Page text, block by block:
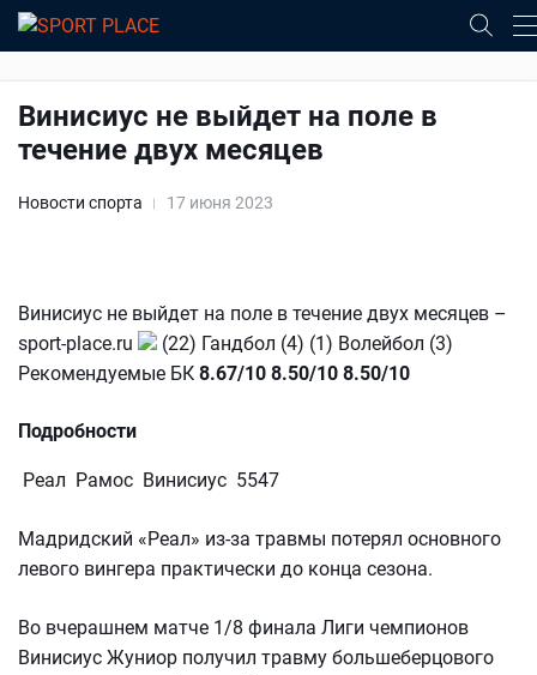
Винисиус не выйдет на поле в
течение двух месяцев
Новости спорта 17 июня 2023
Винисиус не выйдет на поле в течение двух месяцев –
sport-place.ru
(22) Гандбол (4) (1) Волейбол (3)
Рекомендуемые БК 8.67/10 8.50/10 8.50/10
Подробности
Реал Рамос Винисиус 5547
Мадридский «Реал» из-за травмы потерял основного
левого вингера практически до конца сезона.
Во вчерашнем матче 1/8 финала Лиги чемпионов
Винисиус Жуниор получил травму большеберцового